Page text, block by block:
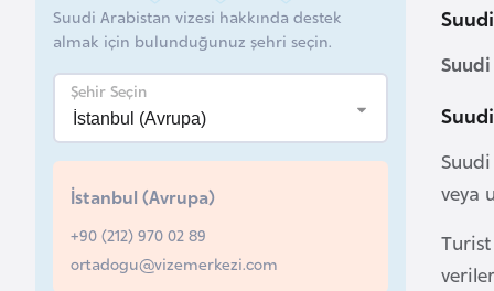
veya
Suudi Arabistan vizesi hakkında destek
almak için bulunduğunuz şehri seçin.
Şehir Seçin
İstanbul (Avrupa)
+90 (212) 970 02 89
ortadogu@vizemerkezi.com
B
e
l
a
r
s
B